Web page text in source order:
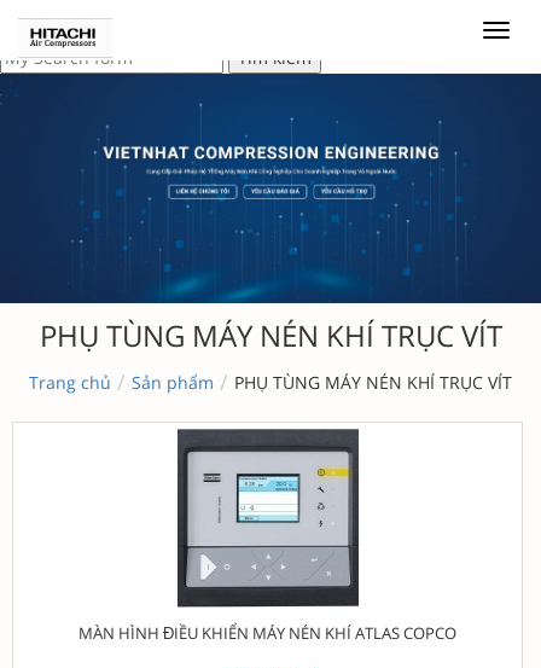
PHỤ TÙNG MÁY NÉN KHÍ TRỤC VÍT
Trang chủ / Sản phẩm / PHỤ TÙNG MÁY NÉN KHÍ TRỤC VÍT
MÀN HÌNH ĐIỀU KHIỂN MÁY NÉN KHÍ ATLAS COPCO